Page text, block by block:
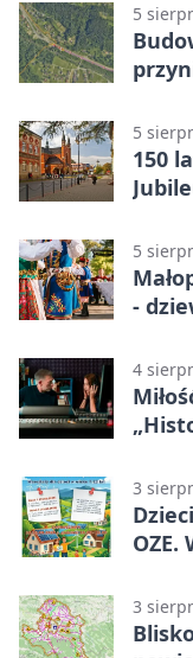
5
5
150
5
-
4
3
3